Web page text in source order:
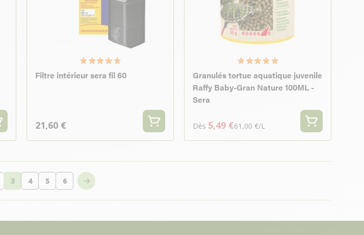
Filtre intérieur sera fil 60
21,60 €
Granulés tortue aquatique juvenile
Raffy Baby-Gran Nature 100ML -
Sera
Dès 5,49 €61,00 €/L
Vous lisez actuellement la page
3 Page
4 Page
5 Page
6